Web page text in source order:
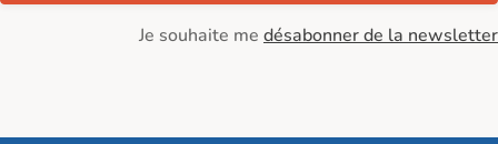
Je souhaite me désabonner de la newsletter